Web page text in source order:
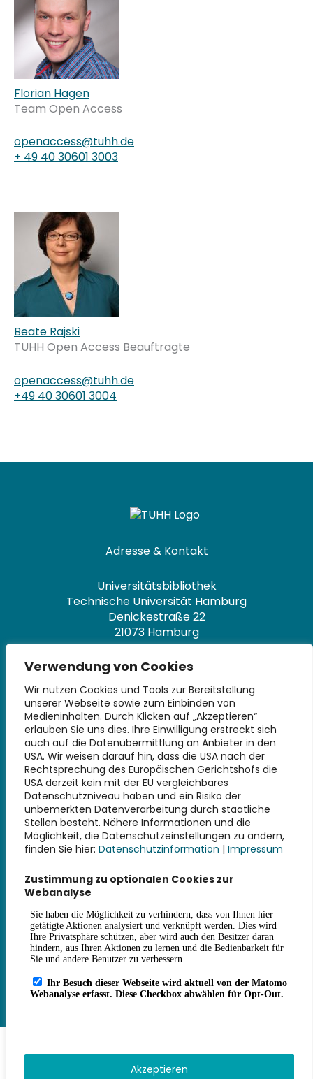
Verwendung von Cookies
Wir nutzen Cookies und Tools zur Bereitstellung
unserer Webseite sowie zum Einbinden von
Medieninhalten. Durch Klicken auf „Akzeptieren“
erlauben Sie uns dies. Ihre Einwilligung erstreckt sich
auch auf die Datenübermittlung an Anbieter in den
USA. Wir weisen darauf hin, dass die USA nach der
Rechtsprechung des Europäischen Gerichtshofs die
USA derzeit kein mit der EU vergleichbares
Datenschutzniveau haben und ein Risiko der
unbemerkten Datenverarbeitung durch staatliche
Stellen besteht. Nähere Informationen und die
Möglichkeit, die Datenschutzeinstellungen zu ändern,
finden Sie hier: Datenschutzinformation | Impressum
Zustimmung zu optionalen Cookies zur
Webanalyse
Akzeptieren
Florian Hagen
Team Open Access
openaccess@tuhh.de
+ 49 40 30601 3003
Beate Rajski
TUHH Open Access Beauftragte
openaccess@tuhh.de
+49 40 30601 3004
Adresse & Kontakt
Universitätsbibliothek
Technische Universität Hamburg
Denickestraße 22
21073 Hamburg
+49 40 30601-2845
bibliothek@tuhh.de
Soziale Netzwerke
Weiterführende Links
Impressum
Datenschutz
Haus- und Benutzungsordnung
Kontakt
Anfahrt
Öffnungszeiten
Sitemap